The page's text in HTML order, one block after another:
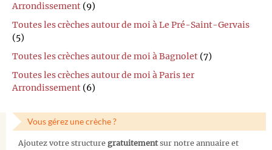
Arrondissement (9)
Toutes les crèches autour de moi à Le Pré-Saint-Gervais
(5)
Toutes les crèches autour de moi à Bagnolet (7)
Toutes les crèches autour de moi à Paris 1er
Arrondissement (6)
Vous gérez une crèche ?
Ajoutez votre structure gratuitementsur notre annuaire et